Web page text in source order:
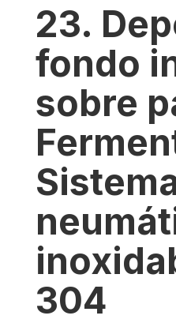
23.
fondo
sobre
304